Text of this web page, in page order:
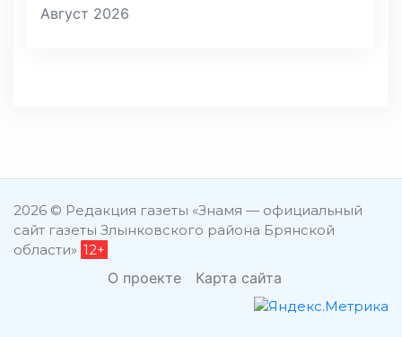
Август 2026
2026 © Редакция газеты «Знамя — официальный
сайт газеты Злынковского района Брянской
области» 12+
О проекте Карта сайта